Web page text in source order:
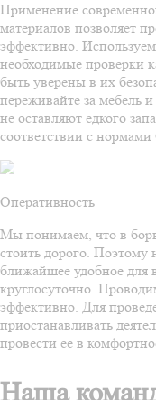
Применение
материалов позволяет
эффективно.
необходимые проверки
быть уверены в их
переживайте за мебель
не оставляют едкого
соответствии с
Оперативность
Мы понимаем, что в
стоить дорого.
ближайшее удобное для
круглосуточно.
эффективно. Для
приостанавливать
провести ее в
Наша